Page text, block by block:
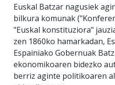
Euskal Batzar nagusiek
bilkura komunak
"Euskal konstituziora"
zen 1860ko hamarkadan,
Espainiako Gobernuak
ekonomikoaren bidezko
berriz aginte politikoaren